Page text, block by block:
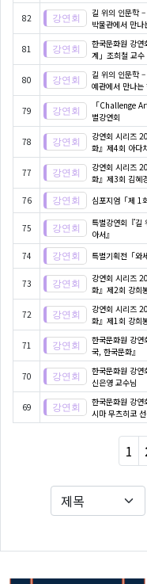
82
길 위의 인문학
박물관에서 만나
81
한국문화원 강
계」조희철 교수
80
길 위의 인문학
예관에서 만나는
79
「Challenge
별강연회
78
강연회 시리즈
화』제4회 아다
77
강연회 시리즈
화』제3회 김혜
76 심포지엄「제 1
75
특별강연회『길
아서』
74 특별기획전「와
73
강연회 시리즈
화』제2회 강희
72
강연회 시리즈
화』제1회 강희
71
한국문화원 강
국, 한국문화』
70
한국문화원 강
신은영 교수님
69
한국문화원 강
시마 무츠히코
1